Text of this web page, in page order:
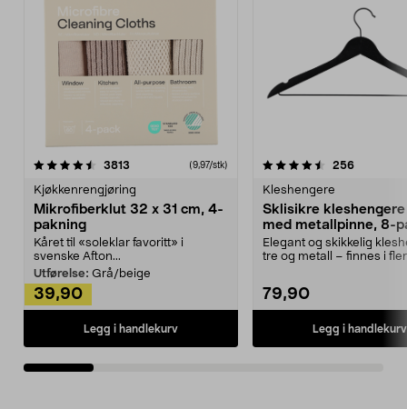
3813 anmeldelser(9,97/stk)
Kjøkkenrengjøring
Mikrofiberklut 32 x 31 cm, 4-
pakning
Kåret til «soleklar favoritt» i
svenske Afton...
Utførelse: Grå/beige
39,90
Legg i handlekurv
4.5av 5 stjerner 256
Kleshengere
Sklisikre
med metallpinne, 8-
Elegant og skikkelig
tre og metall – finnes i
79,90
Legg i handlekurv
4.5av 5 stjerner